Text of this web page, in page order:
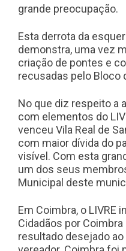
grande preocupação.
Esta derrota da
demonstra, uma vez
criação de pontes e
recusadas pelo Bloco
No que diz respeito a
com elementos do
venceu Vila Real de
com maior dívida do
visível. Com esta
um dos seus
Municipal deste
Em Coimbra, o LIVRE
Cidadãos por
resultado desejado